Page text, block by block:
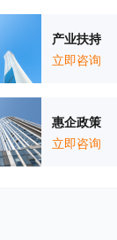
产业扶持
立即咨询
惠企政策
立即咨询